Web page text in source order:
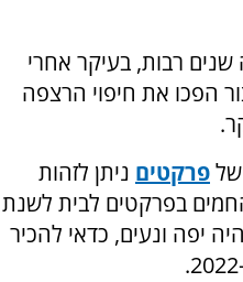
רבות, בעיקר אחרי
הפכו את חיפוי הרצפה
פרקטים ניתן לזהות
בפרקטים לבית לשנת
יפה ונעים, כדאי להכיר